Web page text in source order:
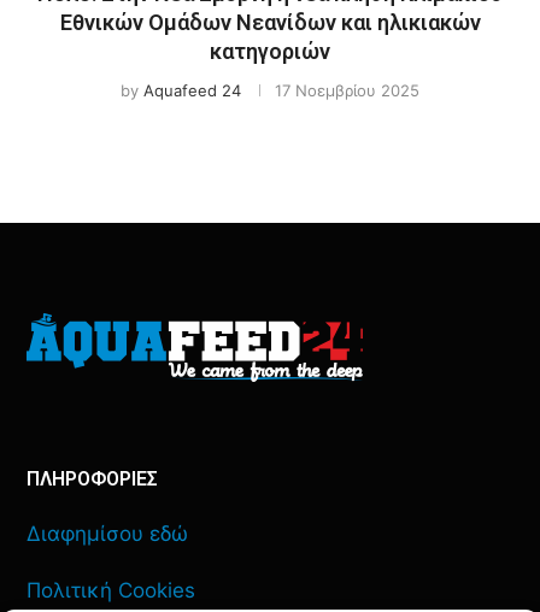
Εθνικών Ομάδων Νεανίδων και ηλικιακών
κατηγοριών
by Aquafeed 24 17 Νοεμβρίου 2025
ΠΛΗΡΟΦΟΡΙΕΣ
Διαφημίσου εδώ
Πολιτική Cookies